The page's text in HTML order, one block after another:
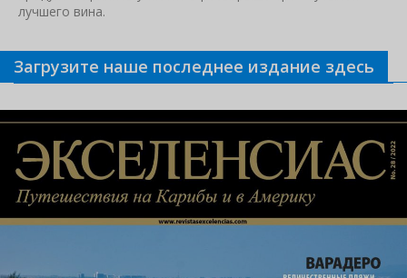
лучшего вина.
Связанные новости
Загрузите наше последнее издание здесь